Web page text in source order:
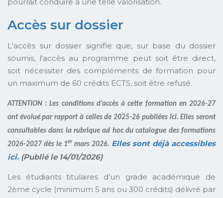
Accès sur dossier
L'accès sur dossier signifie que, sur base du dossier
soumis, l'accès au programme peut soit être direct,
soit nécessiter des compléments de formation pour
un maximum de 60 crédits ECTS, soit être refusé.
ATTENTION : Les conditions d’accès à cette formation en 2026-27
ont évolué par rapport à celles de 2025-26 publiées ici. Elles seront
consultables dans la rubrique ad hoc du catalogue des formations
2026-2027 dès le 1er mars 2026. Elles sont déjà accessibles
ici. (Publié le 14/01/2026)
Les étudiants titulaires d’un grade académique de
2ème cycle (minimum 5 ans ou 300 crédits) délivré par